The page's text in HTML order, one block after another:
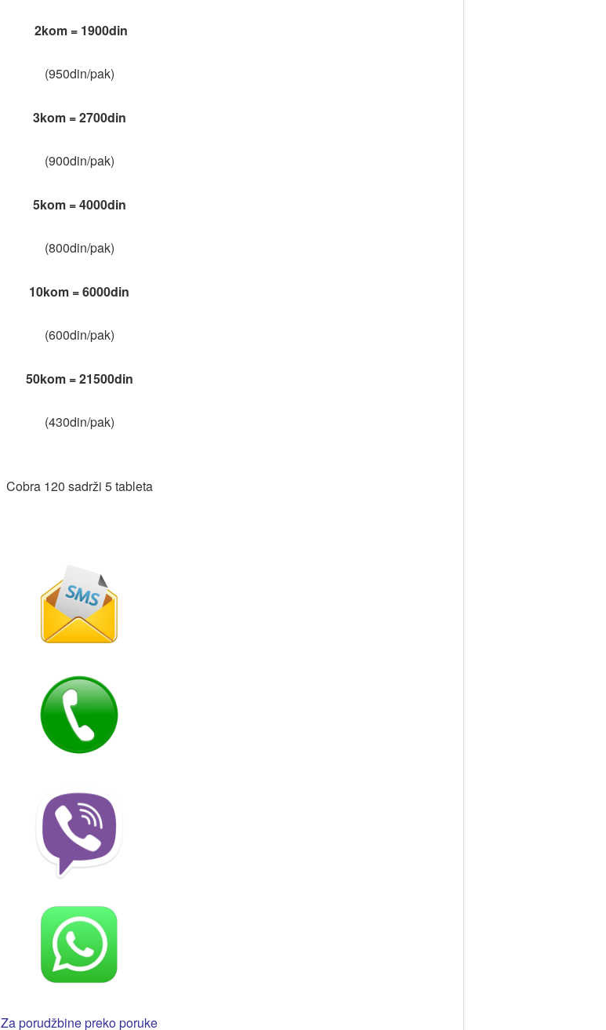
2kom = 1900din
(950din/pak)
3kom = 2700din
(900din/pak)
5kom = 4000din
(800din/pak)
10kom = 6000din
(600din/pak)
50kom = 21500din
(430din/pak)
Cobra 120 sadrži 5 tableta
Za porudžbine preko poruke